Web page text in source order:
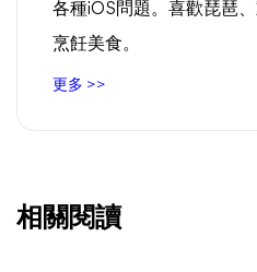
各種iOS問題。喜歡琵琶
烹飪美食。
更多 >>
相關閱讀